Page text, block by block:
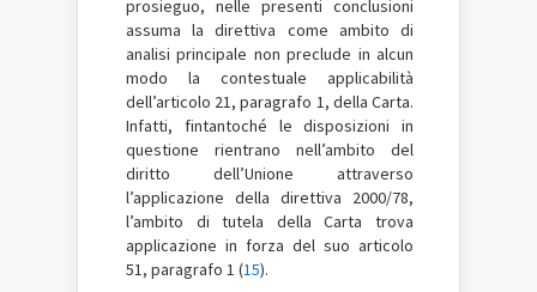
prosieguo, nelle presenti conclusioni
assuma la direttiva come ambito di
analisi principale non preclude in alcun
modo la contestuale applicabilità
dell’articolo 21, paragrafo 1, della Carta.
Infatti, fintantoché le disposizioni in
questione rientrano nell’ambito del
diritto dell’Unione attraverso
l’applicazione della direttiva 2000/78,
l’ambito di tutela della Carta trova
applicazione in forza del suo articolo
51, paragrafo 1 (15).